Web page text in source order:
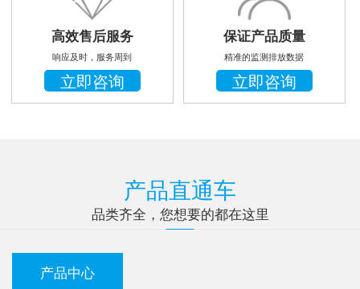
高效售后服务
响应及时，服务周到
立即咨询
保证产品质量
精准的监测排放数据
立即咨询
产品直通车
品类齐全，您想要的都在这里
产品中心